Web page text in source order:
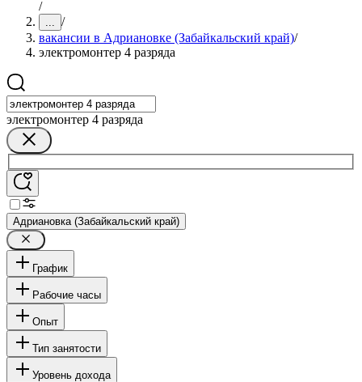
/
... /
вакансии в Адриановке (Забайкальский край)/
электромонтер 4 разряда
электромонтер 4 разряда
Адриановка (Забайкальский край)
График
Рабочие часы
Опыт
Тип занятости
Уровень дохода